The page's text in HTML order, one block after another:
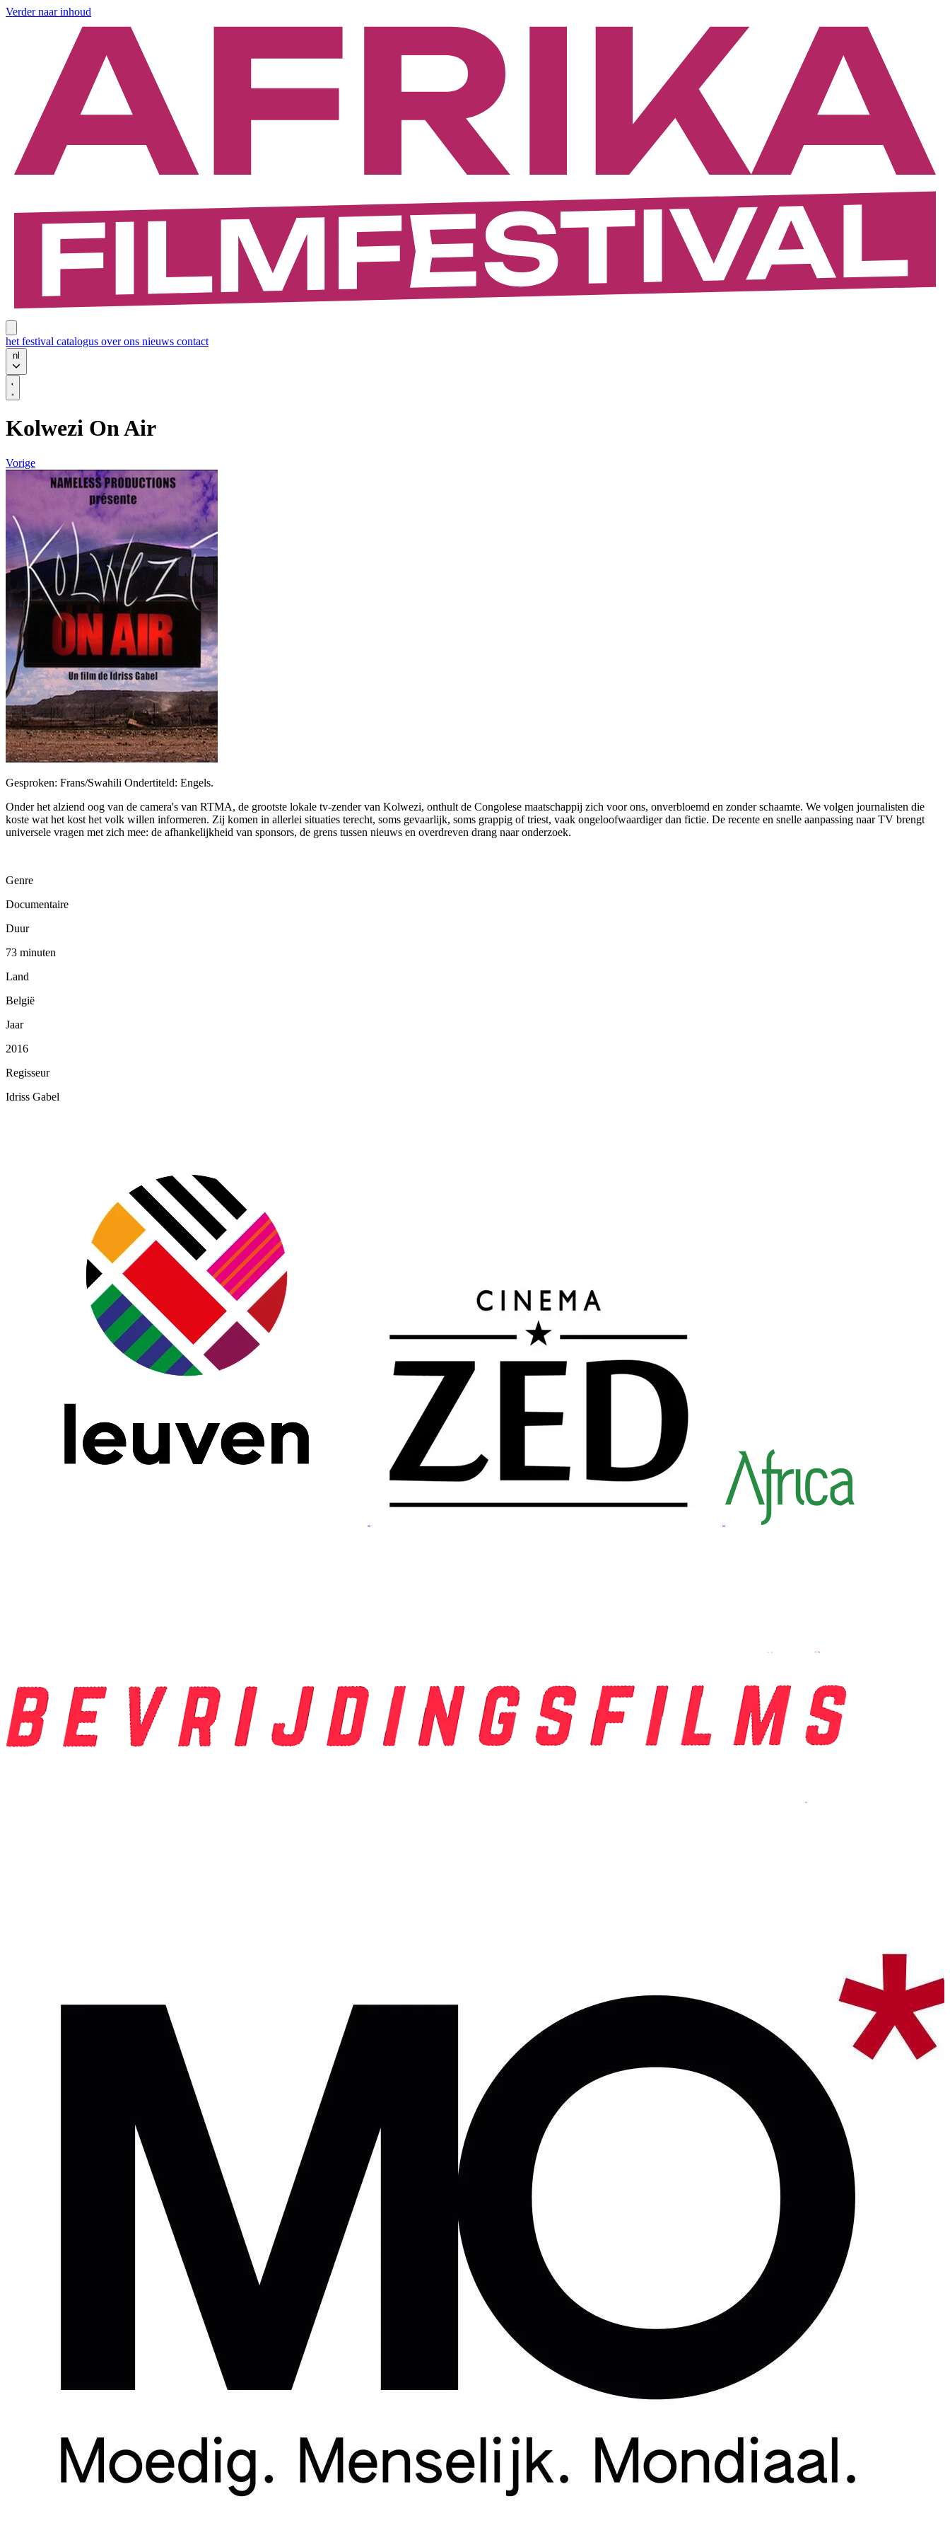
Verder naar inhoud
het festival catalogus over ons nieuws contact
nl
Kolwezi On Air
Vorige
Gesproken: Frans/Swahili Ondertiteld: Engels.
Onder het alziend oog van de camera's van RTMA, de grootste lokale tv-zender van Kolwezi, onthult de Congolese maatschappij zich voor ons, onverbloemd en zonder schaamte. We volgen journalisten die
koste wat het kost het volk willen informeren. Zij komen in allerlei situaties terecht, soms gevaarlijk, soms grappig of triest, vaak ongeloofwaardiger dan fictie. De recente en snelle aanpassing naar TV brengt
universele vragen met zich mee: de afhankelijkheid van sponsors, de grens tussen nieuws en overdreven drang naar onderzoek.
Genre
Documentaire
Duur
73 minuten
Land
België
Jaar
2016
Regisseur
Idriss Gabel